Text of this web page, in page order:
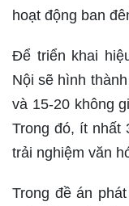
hoạt động ban
Để triển khai
Nội sẽ hình
và 15-20 không
Trong đó, ít nhất
trải nghiệm văn
Trong đề án